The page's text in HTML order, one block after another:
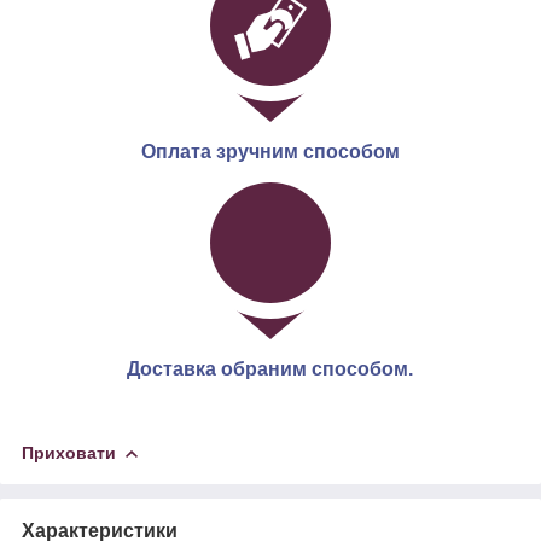
Оплата зручним способом
Доставка обраним способом.
Приховати
Характеристики